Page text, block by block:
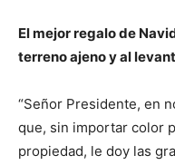
El mejor regalo de
terreno ajeno y al
“Señor Presidente, en
que, sin importar color
propiedad, le doy las